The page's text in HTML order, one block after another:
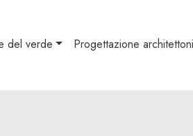
del verde Progettazione